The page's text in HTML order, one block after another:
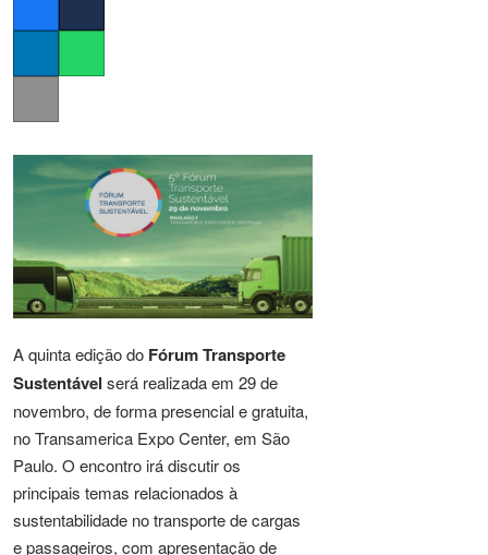
A quinta edição do Fórum Transporte
Sustentável será realizada em 29 de
novembro, de forma presencial e gratuita,
no Transamerica Expo Center, em São
Paulo. O encontro irá discutir os
principais temas relacionados à
sustentabilidade no transporte de cargas
e passageiros, com apresentação de